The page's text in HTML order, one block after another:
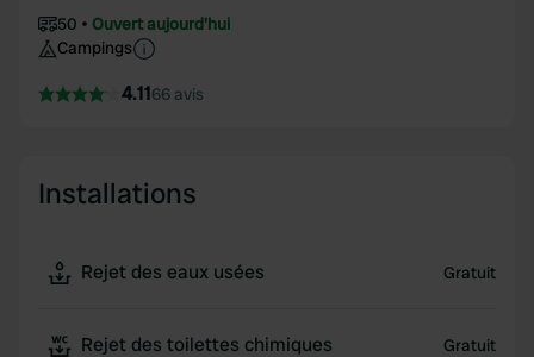
50
Ouvert aujourd'hui
Campings
4.1166 avis
Installations
Rejet des eaux usées Gratuit
Rejet des toilettes chimiques Gratuit